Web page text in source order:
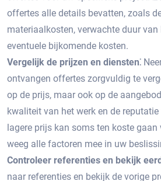
offertes alle details bevatten, zoals
materiaalkosten, verwachte duur van
eventuele bijkomende kosten.
Vergelijk de prijzen en diensten⁚
ontvangen offertes zorgvuldig te
op de prijs, maar ook op de
kwaliteit van het werk en de reputatie
lagere prijs kan soms ten koste
weeg alle factoren mee in uw
Controleer referenties en bekijk
naar referenties en bekijk de vorige